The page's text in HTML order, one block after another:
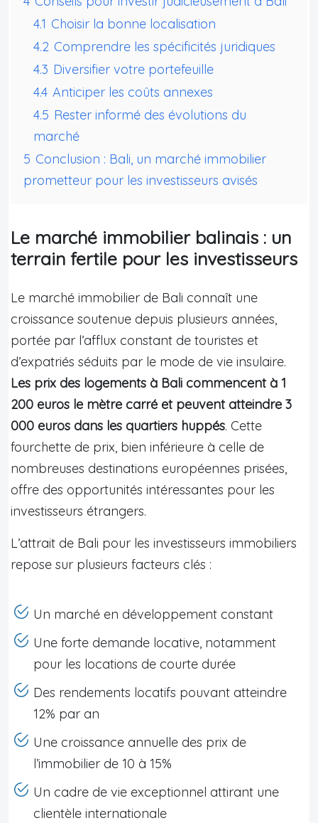
4.1 Choisir la bonne localisation
4.2 Comprendre les spécificités juridiques
4.3 Diversifier votre portefeuille
4.4 Anticiper les coûts annexes
4.5 Rester informé des évolutions du
marché
5 Conclusion : Bali, un marché immobilier
prometteur pour les investisseurs avisés
Le marché immobilier balinais : un
terrain fertile pour les investisseurs
Le marché immobilier de Bali connaît une
croissance soutenue depuis plusieurs années,
portée par l’afflux constant de touristes et
d’expatriés séduits par le mode de vie insulaire.
Les prix des logements à Bali commencent à 1
200 euros le mètre carré et peuvent atteindre 3
000 euros dans les quartiers huppés. Cette
fourchette de prix, bien inférieure à celle de
nombreuses destinations européennes prisées,
offre des opportunités intéressantes pour les
investisseurs étrangers.
L’attrait de Bali pour les investisseurs immobiliers
repose sur plusieurs facteurs clés :
Un marché en développement constant
Une forte demande locative, notamment
pour les locations de courte durée
Des rendements locatifs pouvant atteindre
12% par an
Une croissance annuelle des prix de
l’immobilier de 10 à 15%
Un cadre de vie exceptionnel attirant une
clientèle internationale